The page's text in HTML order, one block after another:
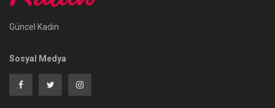
Güncel Kadın
Sosyal Medya